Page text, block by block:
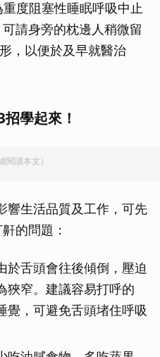
度阻塞性睡眠呼吸中止
請身旁的枕邊人稍微留
，以便於及早就醫治
學起來！
閱讀本文）
響生活品質及工作，可先
的問題：
於舌頭會往後傾倒，壓迫
狹窄。建議容易打呼的
覺，可避免舌頭堵住呼吸